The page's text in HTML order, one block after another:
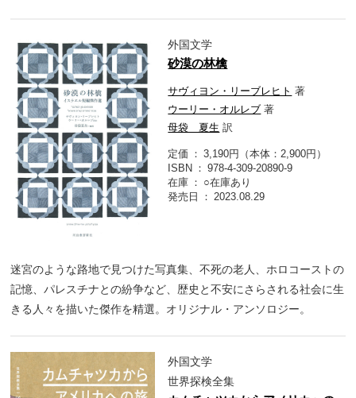
外国文学
砂漠の林檎
サヴィヨン・リーブレヒト 著
ウーリー・オルレブ 著
母袋 夏生 訳
定価
3,190円（本体：2,900円）
ISBN
978-4-309-20890-9
在庫
○在庫あり
発売日
2023.08.29
迷宮のような路地で見つけた写真集、不死の老人、ホロコーストの
記憶、パレスチナとの紛争など、歴史と不安にさらされる社会に生
きる人々を描いた傑作を精選。オリジナル・アンソロジー。
外国文学
世界探検全集